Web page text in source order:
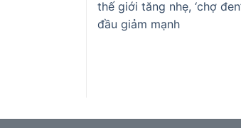
thế giới tăng nhẹ, ‘chợ
đầu giảm mạnh